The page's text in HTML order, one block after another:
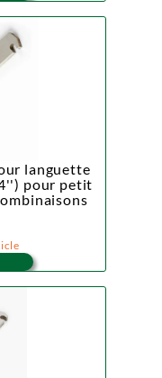
languette
pour petit